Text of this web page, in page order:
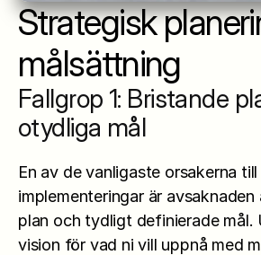
Strategisk
målsättning
Fallgrop 1: Bristande
otydliga mål
En av de vanligaste orsakerna
implementeringar är
plan och tydligt definierade mål.
vision för vad ni vill uppnå med